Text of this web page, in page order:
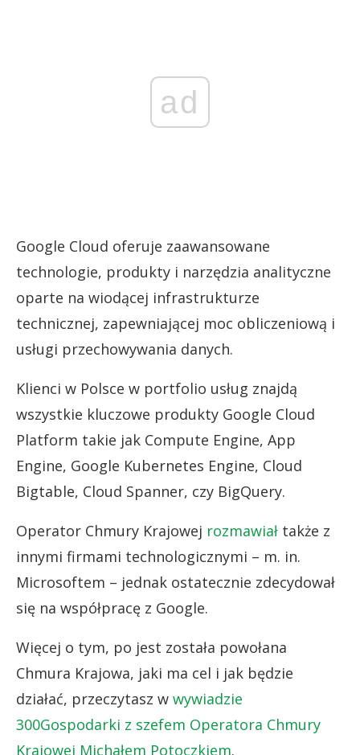
ad
Google Cloud oferuje zaawansowane
technologie, produkty i narzędzia analityczne
oparte na wiodącej infrastrukturze
technicznej, zapewniającej moc obliczeniową i
usługi przechowywania danych.
Klienci w Polsce w portfolio usług znajdą
wszystkie kluczowe produkty Google Cloud
Platform takie jak Compute Engine, App
Engine, Google Kubernetes Engine, Cloud
Bigtable, Cloud Spanner, czy BigQuery.
Operator Chmury Krajowej rozmawiał także z
innymi firmami technologicznymi – m. in.
Microsoftem – jednak ostatecznie zdecydował
się na współpracę z Google.
Więcej o tym, po jest została powołana
Chmura Krajowa, jaki ma cel i jak będzie
działać, przeczytasz w wywiadzie
300Gospodarki z szefem Operatora Chmury
Krajowej Michałem Potoczkiem.